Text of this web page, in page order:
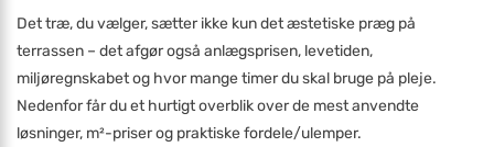
Det træ, du vælger, sætter ikke kun det æstetiske præg på
terrassen – det afgør også anlægsprisen, levetiden,
miljøregnskabet og hvor mange timer du skal bruge på pleje.
Nedenfor får du et hurtigt overblik over de mest anvendte
løsninger, m²-priser og praktiske fordele/ulemper.